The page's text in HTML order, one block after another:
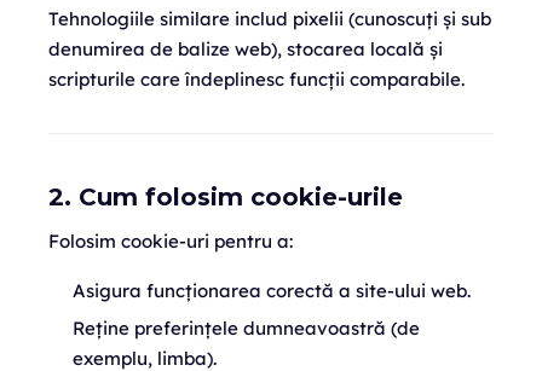
Tehnologiile similare includ pixelii (cunoscuți și sub
denumirea de balize web), stocarea locală și
scripturile care îndeplinesc funcții comparabile.
2. Cum folosim cookie-urile
Folosim cookie-uri pentru a:
Asigura funcționarea corectă a site-ului web.
Reține preferințele dumneavoastră (de
exemplu, limba).